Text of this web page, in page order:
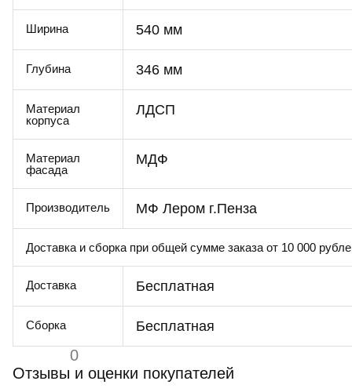
Ширина 540 мм
Глубина 346 мм
Материал
корпуса
ЛДСП
Материал
фасада
МДФ
Производитель МФ Лером г.Пенза
Доставка и сборка при общей сумме заказа от 10 000
Доставка Бесплатная
Сборка Бесплатная
0
Отзывы и оценки покупателей